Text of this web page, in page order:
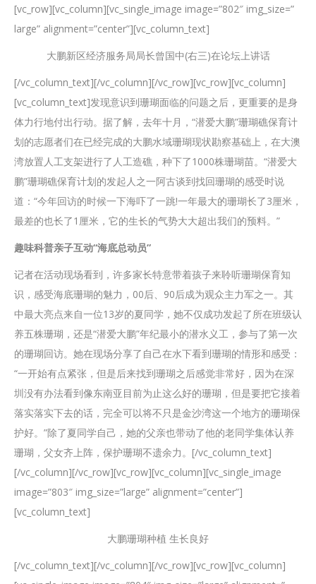
[vc_row][vc_column][vc_single_image image=”802″ img_size=”
large” alignment=”center”][vc_column_text]
大鹏新区经济服务局局长曾国中(右三)在论坛上讲话
[/vc_column_text][/vc_column][/vc_row][vc_row][vc_column]
[vc_column_text]发现意识到珊瑚面临的问题之后，更重要的是身
体力行地付出行动。据了解，去年十月，“潜爱大鹏”珊瑚礁保育计
划的志愿者们在已经完成的大鹏水域珊瑚现状勘察基础上，在大澳
湾放置人工支架进行了人工造礁，种下了1000株珊瑚苗。“潜爱大
鹏”珊瑚礁保育计划的发起人之一阿古谈到找回珊瑚的感受时说
道：“今年回访的时候一下海吓了一跳!一年最大的珊瑚长了3厘米，
最差的也长了1厘米，它的生长的气势大大超出我们的预料。”
趣味科普亲子互动“海底总动员”
记者在活动现场看到，许多家长特意带着孩子来聆听珊瑚保育知
识，感受海底珊瑚的魅力，00后、90后成为观众主力军之一。其
中最大亮点来自一位13岁的夏同学，她不仅成功发起了所在班级认
养五株珊瑚，还是“潜爱大鹏”年纪最小的潜水义工，参与了第一次
的珊瑚回访。她在现场分享了自己在水下看到珊瑚的情形和感受：
“一开始有点紧张，但是后来找到珊瑚之后感觉非常好，因为在深
圳没有办法看到像东南亚目前为止这么好的珊瑚，但是要把它接着
落实落实下去的话，完全可以将不只是金沙湾这一个地方的珊瑚保
护好。”除了夏同学自己，她的父亲也带动了他的老同学集体认养
珊瑚，父女齐上阵，保护珊瑚不遗余力。[/vc_column_text]
[/vc_column][/vc_row][vc_row][vc_column][vc_single_image
image=”803″ img_size=”large” alignment=”center”]
[vc_column_text]
大鹏珊瑚种植 生长良好
[/vc_column_text][/vc_column][/vc_row][vc_row][vc_column]